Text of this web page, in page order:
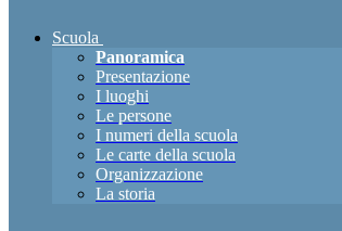
Scuola
Panoramica
Presentazione
I luoghi
Le persone
I numeri della scuola
Le carte della scuola
Organizzazione
La storia